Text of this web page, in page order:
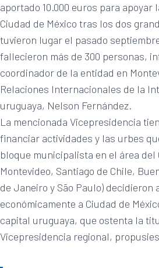
aportado 10.000 euros para
Ciudad de México tras los dos
tuvieron lugar el pasado
fallecieron más de 300 personas,
coordinador de la entidad en
Relaciones Internacionales de la
uruguaya, Nelson Fernández.
La mencionada Vicepresidencia
financiar actividades y las urbes
bloque municipalista en el área del
Montevideo, Santiago de Chile,
de Janeiro y São Paulo) decidieron
económicamente a Ciudad de
capital uruguaya, que ostenta la
Vicepresidencia regional,